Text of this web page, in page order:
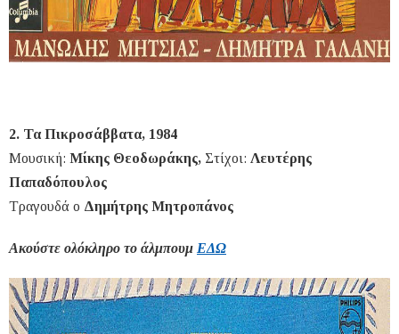
2. Τα Πικροσάββατα, 1984
Μουσική: Μίκης Θεοδωράκης, Στίχοι: Λευτέρης
Παπαδόπουλος
Τραγουδά ο Δημήτρης Μητροπάνος
Ακούστε ολόκληρο το άλμπουμ ΕΔΩ